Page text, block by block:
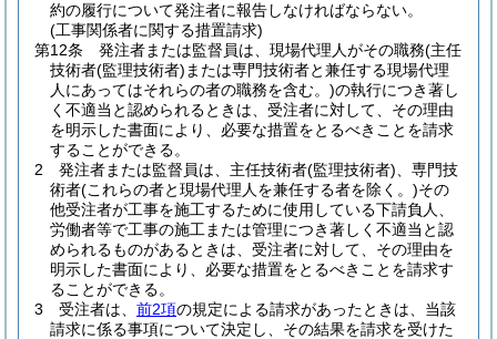
約の履行について発注者に報告しなければならない。
(工事関係者に関する措置請求)
第12条
発注者または監督員は、現場代理人がその職務(主任
技術者(監理技術者) または専門技術者と兼任する現場代理
人にあってはそれらの者の職務を含む。)の執行につき著し
く不適当と認められるときは、受注者に対して、その理由
を明示した書面により、必要な措置をとるべきことを請求
することができる。
2
発注者または監督員は、主任技術者(監理技術者) 、専門技
術者(これらの者と現場代理人を兼任する者を除く。)その
他受注者が工事を施工するために使用している下請負人、
労働者等で工事の施工または管理につき著しく不適当と認
められるものがあるときは、受注者に対して、その理由を
明示した書面により、必要な措置をとるべきことを請求す
ることができる。
3
受注者は、 前2項の規定による請求があったときは、当該
請求に係る事項について決定し、その結果を請求を受けた